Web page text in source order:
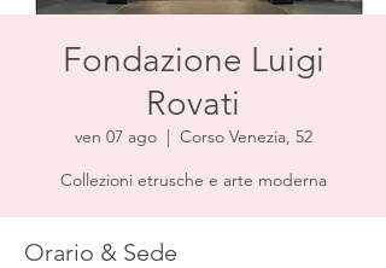
Fondazione Luigi
Rovati
ven 07 ago
  |
Corso Venezia, 52
Collezioni etrusche e arte moderna
Orario & Sede